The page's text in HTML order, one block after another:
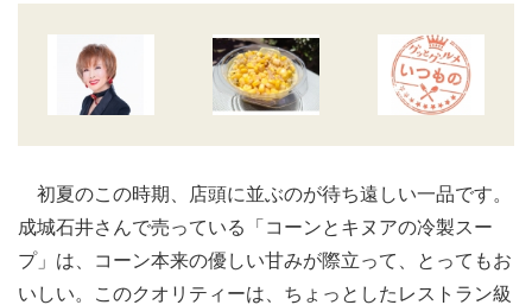
初夏のこの時期、店頭に並ぶのが待ち遠しい一品です。
成城石井さんで売っている「コーンとキヌアの冷製スー
プ」は、コーン本来の優しい甘みが際立って、とってもお
いしい。このクオリティーは、ちょっとしたレストラン級